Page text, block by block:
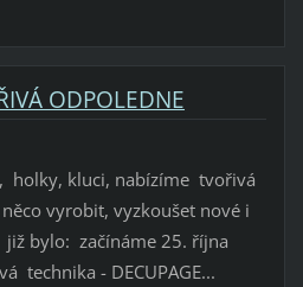
ODPOLEDNE
holky, kluci, nabízíme tvořivá
vyrobit, vyzkoušet nové i
bylo: začínáme 25. října
technika - DECUPAGE...